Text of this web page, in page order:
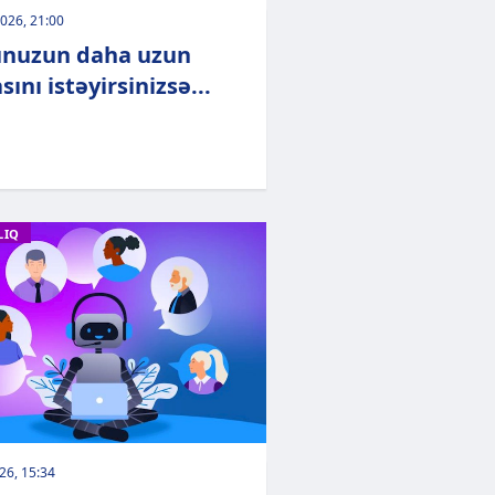
21:00
daha uzun
istəyirsinizsə...
15:34